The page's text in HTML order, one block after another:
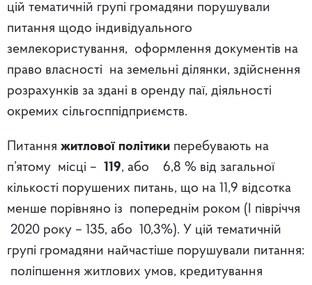
цій тематичній групі громадяни порушували
питання щодо індивідуального
землекористування, оформлення документів на
право власності на земельні ділянки, здійснення
розрахунків за здані в оренду паї, діяльності
окремих сільгосппідприємств.
Питання житлової політики перебувають на
п’ятому місці – 119, або 6,8 % від загальної
кількості порушених питань, що на 11,9 відсотка
менше порівняно із попереднім роком (І півріччя
2020 року – 135, або 10,3%). У цій тематичній
групі громадяни найчастіше порушували питання:
поліпшення житлових умов, кредитування